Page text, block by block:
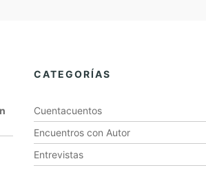
CATEGORÍAS
Cuentacuentos
Encuentros con Autor
Entrevistas